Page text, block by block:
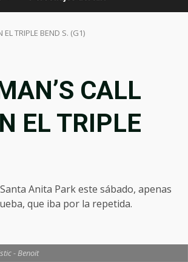
TRIPLE BEND S. (G1)
CALL
EL TRIPLE
Anita Park este sábado, apenas
que iba por la repetida.
- Benoit